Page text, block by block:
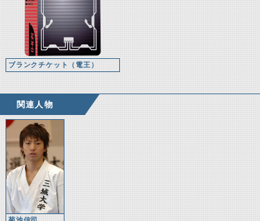
ブランクチケット（電王）
関連人物